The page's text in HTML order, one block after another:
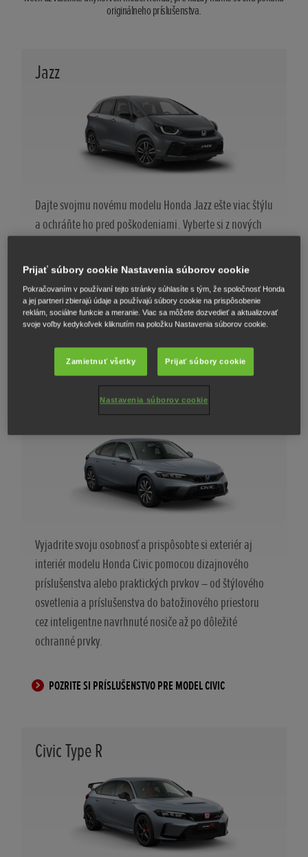
originálneho príslušenstva.
Jazz
Dajte svojmu novému modelu Honda Jazz ešte viac štýlu
a ochráňte ho pred poškodeniami. Vyberte si z nových
jednotlivých prvkov samostatného príslušenstva alebo
si urobte radosť kolesami z ľahkých zliatin v športovom
dizajne.
POZRITE SI PRÍSLUŠENSTVO PRE MODEL JAZZ
Vyjadrite svoju osobnosť a prispôsobte si exteriér aj
interiér modelu Honda Civic pomocou dizajnového
príslušenstva alebo praktických prvkov – od štýlového
osvetlenia a príslušenstva do batožinového priestoru
cez inteligentne navrhnuté nosiče až po dôležité
ochranné prvky.
POZRITE SI PRÍSLUŠENSTVO PRE MODEL CIVIC
Civic Type R
Prijať súbory cookie Nastavenia súborov cookie
Pokračovaním v používaní tejto stránky súhlasíte s tým, že spoločnosť Honda
a jej partneri zbierajú údaje a používajú súbory cookie na prispôsobenie
reklám, sociálne funkcie a meranie. Viac sa môžete dozvedieť a aktualizovať
svoje voľby kedykoľvek kliknutím na položku Nastavenia súborov cookie.
Zamietnuť všetky Prijať súbory cookie
Nastavenia súborov cookie